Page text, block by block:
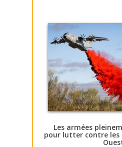
Les armées
pour lutter contre les